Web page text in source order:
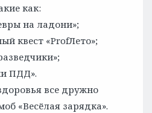
как:
на ладони»;
квест «ProfЛето»;
ПДД».
все дружно
«Весёлая зарядка».